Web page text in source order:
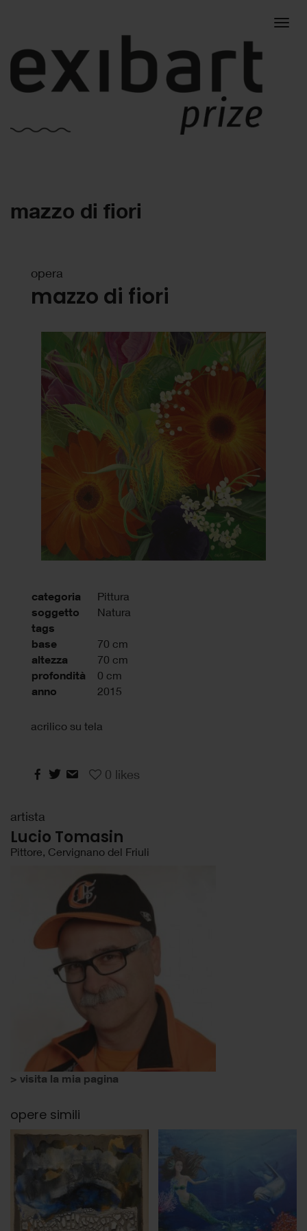
mazzo di fiori
opera
mazzo di fiori
categoria Pittura
soggetto Natura
tags
base
70 cm
altezza 70 cm
profondità 0 cm
anno 2015
acrilico su tela
0 likes
artista
Lucio Tomasin
Pittore, Cervignano del Friuli
> visita la mia pagina
opere simili